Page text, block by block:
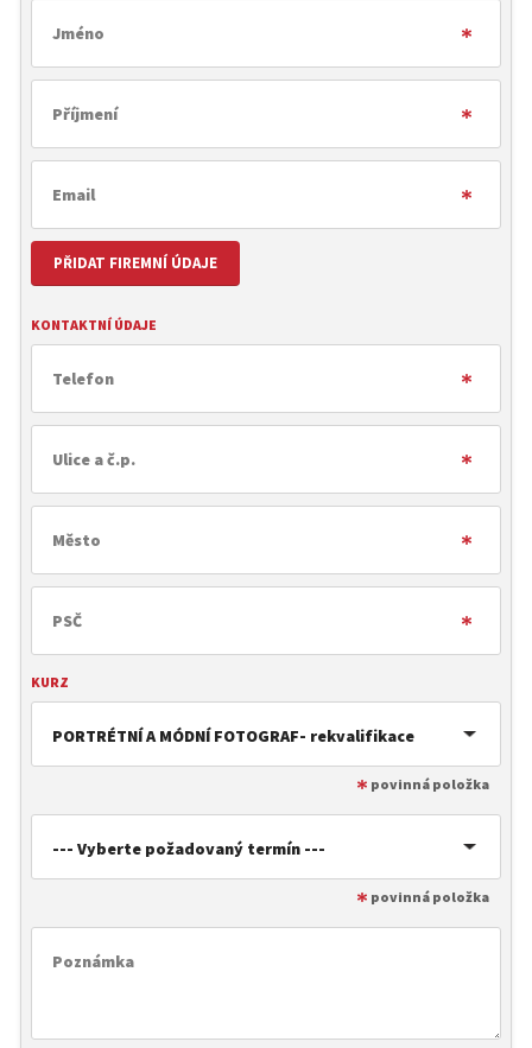
PŘIDAT FIREMNÍ ÚDAJE
KONTAKTNÍ ÚDAJE
KURZ
PORTRÉTNÍ A MÓDNÍ FOTOGRAF- rekvalifikace
--- Vyberte požadovaný termín ---